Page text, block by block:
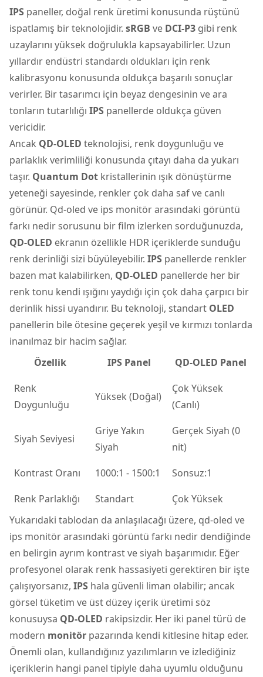
IPS paneller, doğal renk üretimi konusunda rüştünü
ispatlamış bir teknolojidir. sRGB ve DCI-P3 gibi renk
uzaylarını yüksek doğrulukla kapsayabilirler. Uzun
yıllardır endüstri standardı oldukları için renk
kalibrasyonu konusunda oldukça başarılı sonuçlar
verirler. Bir tasarımcı için beyaz dengesinin ve ara
tonların tutarlılığı IPS panellerde oldukça güven
vericidir.
Ancak QD-OLED teknolojisi, renk doygunluğu ve
parlaklık verimliliği konusunda çıtayı daha da yukarı
taşır. Quantum Dot kristallerinin ışık dönüştürme
yeteneği sayesinde, renkler çok daha saf ve canlı
görünür. Qd-oled ve ips monitör arasındaki görüntü
farkı nedir sorusunu bir film izlerken sorduğunuzda,
QD-OLED ekranın özellikle HDR içeriklerde sunduğu
renk derinliği sizi büyüleyebilir. IPS panellerde renkler
bazen mat kalabilirken, QD-OLED panellerde her bir
renk tonu kendi ışığını yaydığı için çok daha çarpıcı bir
derinlik hissi uyandırır. Bu teknoloji, standart OLED
panellerin bile ötesine geçerek yeşil ve kırmızı tonlarda
inanılmaz bir hacim sağlar.
Özellik
IPS Panel
QD-OLED Panel
Renk
Doygunluğu
Yüksek (Doğal)
Çok Yüksek
(Canlı)
Siyah Seviyesi
Griye Yakın
Siyah
Gerçek Siyah (0
nit)
Kontrast Oranı
1000:1 - 1500:1
Sonsuz:1
Renk Parlaklığı
Standart
Çok Yüksek
Yukarıdaki tablodan da anlaşılacağı üzere, qd-oled ve
ips monitör arasındaki görüntü farkı nedir dendiğinde
en belirgin ayrım kontrast ve siyah başarımıdır. Eğer
profesyonel olarak renk hassasiyeti gerektiren bir işte
çalışıyorsanız, IPS hala güvenli liman olabilir; ancak
görsel tüketim ve üst düzey içerik üretimi söz
konusuysa QD-OLED rakipsizdir. Her iki panel türü de
modern monitör pazarında kendi kitlesine hitap eder.
Önemli olan, kullandığınız yazılımların ve izlediğiniz
içeriklerin hangi panel tipiyle daha uyumlu olduğunu